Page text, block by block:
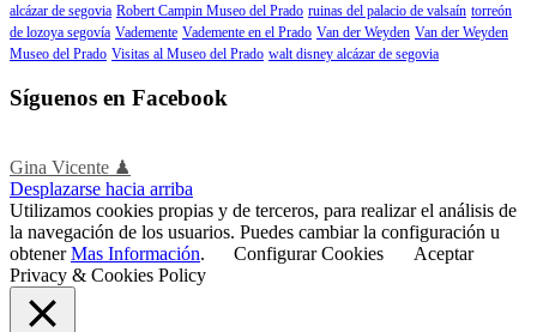
alcázar de segovia Robert Campin Museo del Prado ruinas del palacio de valsaín torreón
de lozoya segovía Vademente Vademente en el Prado Van der Weyden Van der Weyden
Museo del Prado Visitas al Museo del Prado walt disney alcázar de segovia
Síguenos en Facebook
Gina Vicente ♟
Desplazarse hacia arriba
Utilizamos cookies propias y de terceros, para realizar el análisis de
la navegación de los usuarios. Puedes cambiar la configuración u
obtenerMas Información. Configurar Cookies
Aceptar
Privacy & Cookies Policy